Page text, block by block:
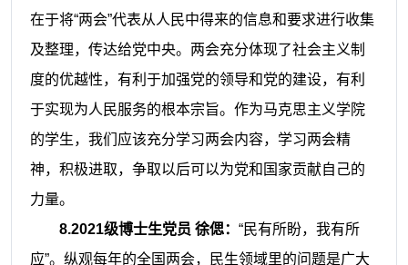
在于将“两会”代表从人民中得来的信息和要求进行收集
及整理，传达给党中央。两会充分体现了社会主义制
度的优越性，有利于加强党的领导和党的建设，有利
于实现为人民服务的根本宗旨。作为马克思主义学院
的学生，我们应该充分学习两会内容，学习两会精
神，积极进取，争取以后可以为党和国家贡献自己的
力量。
8.2021级博士生党员 徐偲： “民有所盼，我有所
应”。纵观每年的全国两会，民生领域里的问题是广大